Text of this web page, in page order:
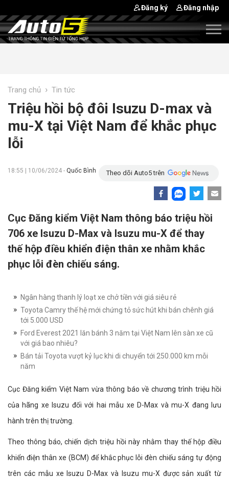
Đăng ký Đăng nhập
Trang chủ › Tin tức
Triệu hồi bộ đôi Isuzu D-max và
mu-X tại Việt Nam để khắc phục
lỗi
18:55 | 10/06/2024 - Quốc Bình Theo dõi Auto5 trên
Cục Đăng kiểm Việt Nam thông báo triệu hồi
706 xe Isuzu D-Max và Isuzu mu-X để thay
thế hộp điều khiển điện thân xe nhằm khắc
phục lỗi đèn chiếu sáng.
Ngân hàng thanh lý loạt xe chở tiền với giá siêu rẻ
Toyota Camry thế hệ mới chứng tỏ sức hút khi bán chênh giá
tới 5.000 USD
Ford Everest 2021 lăn bánh 3 năm tại Việt Nam lên sàn xe cũ
với giá bao nhiêu?
Bán tải Toyota vượt kỷ lục khi di chuyển tới 250.000 km mỗi
năm
Cục Đăng kiểm Việt Nam vừa thông báo về chương trình triệu hồi
của hãng xe Isuzu đối với hai mẫu xe D-Max và mu-X đang lưu
hành trên thị trường.
Theo thông báo, chiến dịch triệu hồi này nhằm thay thế hộp điều
khiển điện thân xe (BCM) để khắc phục lỗi đèn chiếu sáng tự động
trên các mẫu xe Isuzu D-Max và Isuzu mu-X được sản xuất từ